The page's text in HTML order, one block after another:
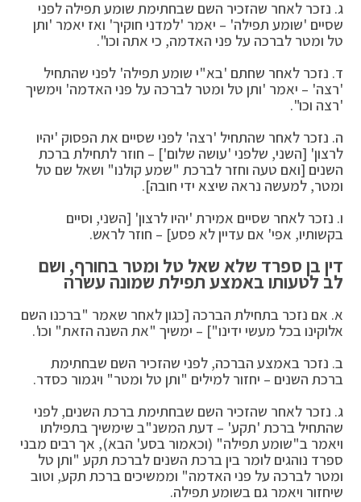
ג. נזכר לאחר שהזכיר השם שבחתימת שומע תפילה לפני
שסיים 'שומע תפילה' – יאמר 'למדני חוקיך' ואז יאמר 'ותן
טל ומטר לברכה על פני האדמה, כי אתה וכו".
ד. נזכר לאחר שחתם 'בא"י שומע תפילה' לפני שהתחיל
'רצה' – יאמר 'ותן טל ומטר לברכה על פני האדמה' וימשיך
'רצה וכו".
ה. נזכר לאחר שהתחיל 'רצה' לפני שסיים את הפסוק 'יהיו
לרצון' [השני, שלפני 'עושה שלום'] – חוזר לתחילת ברכת
השנים [ואם טעה וחזר לברכת "שמע קולנו" ושאל שם טל
ומטר, למעשה נראה שיצא ידי חובה].
ו. נזכר לאחר שסיים אמירת 'יהיו לרצון' [השני, וסיים
בקשותיו, אפי' אם עדיין לא פסע] – חוזר לראש.
דין בן ספרד שלא שאל טל ומטר בחורף, ושם
לב לטעותו באמצע תפילת שמונה עשרה
א. אם נזכר בתחילת הברכה [כגון לאחר שאמר "ברכנו השם
אלוקינו בכל מעשי ידינו"] – ימשיך "את השנה הזאת" וכו'.
ב. נזכר באמצע הברכה, לפני שהזכיר השם שבחתימת
ברכת השנים – יחזור למילים "ותן טל ומטר" ויגמור כסדר.
ג. נזכר לאחר שהזכיר השם שבחתימת ברכת השנים, לפני
שהתחיל ברכת 'תקע' – דעת המשנ"ב שימשיך בתפילתו
ויאמר ב"שומע תפילה" (וכאמור בסע' הבא), אך רבים מבני
ספרד נוהגים לומר בין ברכת השנים לברכת תקע "ותן טל
ומטר לברכה על פני האדמה" וממשיכים ברכת תקע, וטוב
שיחזור ויאמר גם בשומע תפילה.